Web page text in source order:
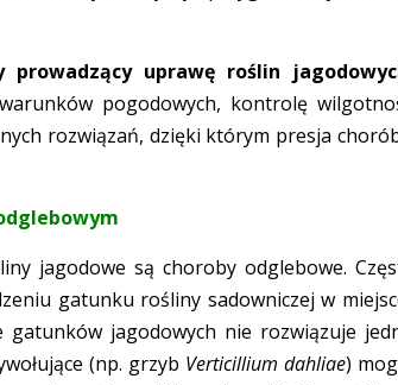
uprawę roślin
pogodowych, kontrolę
rozwiązań, dzięki którym presja
jagodowe są choroby odglebowe.
gatunku rośliny sadowniczej w
jagodowych nie rozwiązuje
(np. grzyb Verticillium dahliae)